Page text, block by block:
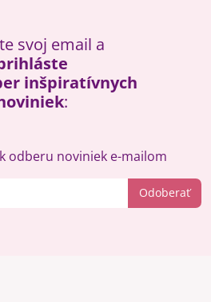
svoj email a
inšpiratívnych
:
Odoberať
odberu noviniek e-mailom